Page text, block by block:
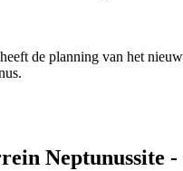
de planning van het
Neptunussite -